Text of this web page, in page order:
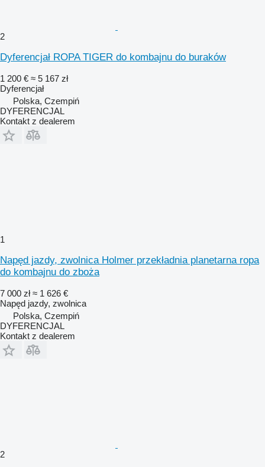
2
Dyferencjał ROPA TIGER do kombajnu do buraków
1 200 € ≈ 5 167 zł
Dyferencjał
Polska, Czempiń
DYFERENCJAL
Kontakt z dealerem
1
Napęd jazdy, zwolnica Holmer przekładnia planetarna ropa
do kombajnu do zboża
7 000 zł ≈ 1 626 €
Napęd jazdy, zwolnica
Polska, Czempiń
DYFERENCJAL
Kontakt z dealerem
2